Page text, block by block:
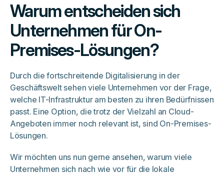
Warum entscheiden sich
Unternehmen für On-
Premises-Lösungen?
Durch die fortschreitende Digitalisierung in der
Geschäftswelt sehen viele Unternehmen vor der Frage,
welche IT-Infrastruktur am besten zu ihren Bedürfnissen
passt. Eine Option, die trotz der Vielzahl an Cloud-
Angeboten immer noch relevant ist, sind On-Premises-
Lösungen.
Wir möchten uns nun gerne ansehen, warum viele
Unternehmen sich nach wie vor für die lokale